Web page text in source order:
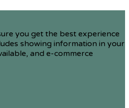
you get the best experience
showing information in your
and e-commerce